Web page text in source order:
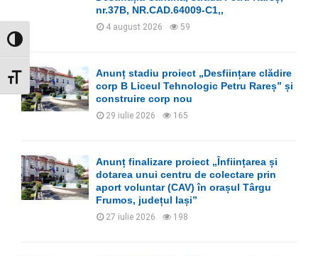
GLISOR NIVEL CONTRAST
GLISOR MĂRIME FONT
nr.37B, NR.CAD.64009-C1,,
4 august 2026 59
Anunț stadiu proiect „Desființare clădire
corp B Liceul Tehnologic Petru Rareș” și
construire corp nou
29 iulie 2026 165
Anunț finalizare proiect „Înființarea și
dotarea unui centru de colectare prin
aport voluntar (CAV) în orașul Târgu
Frumos, județul Iași”
27 iulie 2026 198